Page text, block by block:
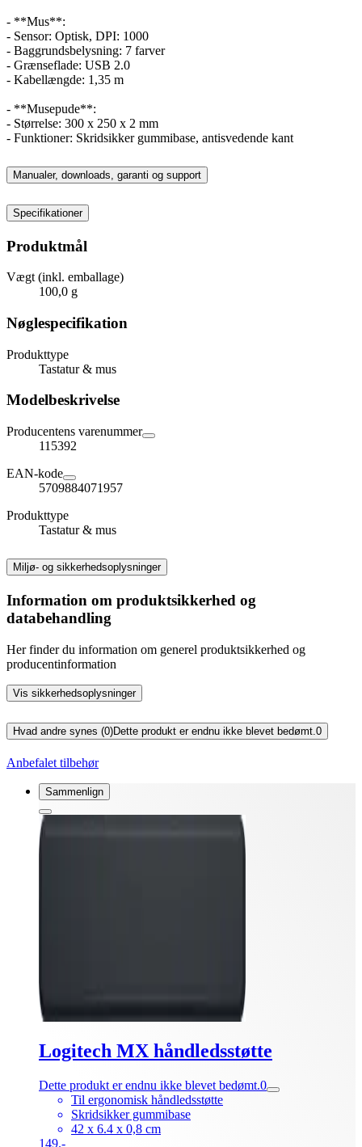
- **Mus**:
- Sensor: Optisk, DPI: 1000
- Baggrundsbelysning: 7 farver
- Grænseflade: USB 2.0
- Kabellængde: 1,35 m
- **Musepude**:
- Størrelse: 300 x 250 x 2 mm
- Funktioner: Skridsikker gummibase, antisvedende kant
Manualer, downloads, garanti og support
Specifikationer
Produktmål
Vægt (inkl. emballage)
100,0 g
Nøglespecifikation
Produkttype
Tastatur & mus
Modelbeskrivelse
Producentens varenummer
115392
EAN-kode
5709884071957
Produkttype
Tastatur & mus
Miljø- og sikkerhedsoplysninger
Information om produktsikkerhed og
databehandling
Her finder du information om generel produktsikkerhed og
producentinformation
Vis sikkerhedsoplysninger
Hvad andre synes (0)Dette produkt er endnu ikke blevet bedømt. 0
Anbefalet tilbehør
Sammenlign
Logitech MX håndledsstøtte
Dette produkt er endnu ikke blevet bedømt.0
Til ergonomisk håndledsstøtte
Skridsikker gummibase
42 x 6.4 x 0,8 cm
149.-